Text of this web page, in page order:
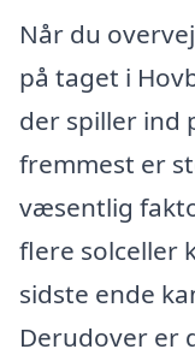
Når du
på taget i
der spiller ind
fremmest er
væsentlig
flere solceller
sidste ende
Derudover er